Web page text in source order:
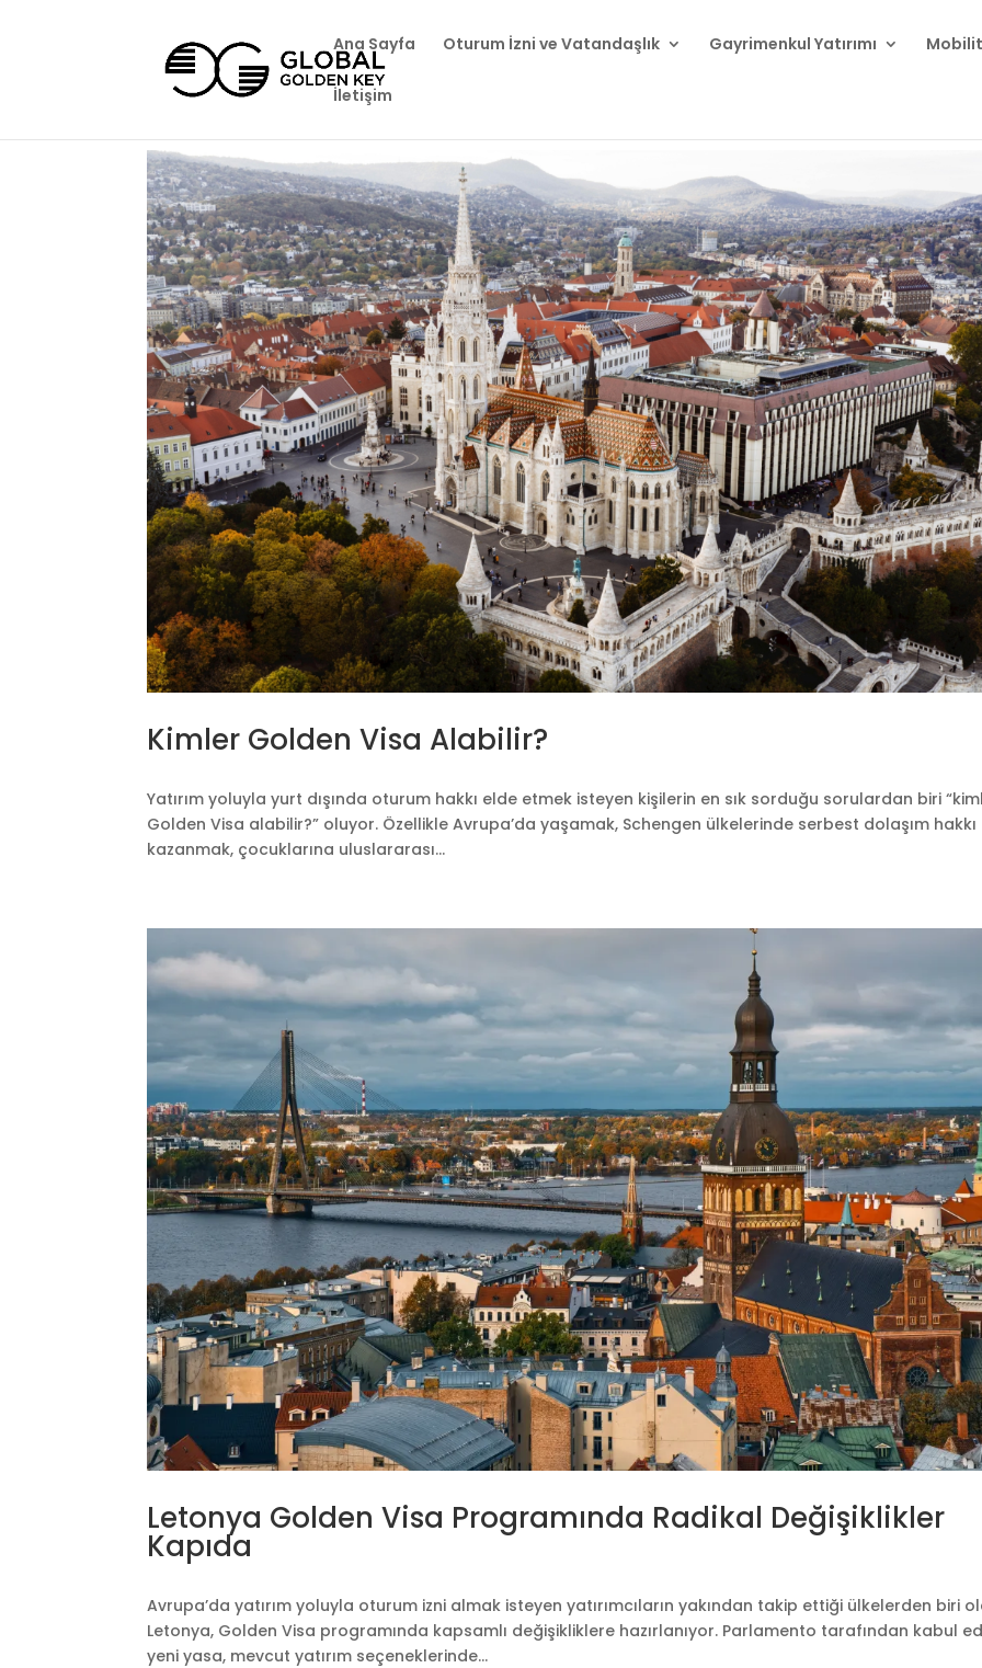
Ana Sayfa Oturum İzni ve Vatandaşlık Gayrimenkul Yatırımı
İletişim
Kimler Golden Visa Alabilir?
Yatırım yoluyla yurt dışında oturum hakkı elde etmek isteyen kişilerin en sık sorduğu sorulardan biri
Golden Visa alabilir?” oluyor. Özellikle Avrupa’da yaşamak, Schengen ülkelerinde serbest dolaşım hakkı
kazanmak, çocuklarına uluslararası...
Letonya Golden Visa Programında Radikal Değişiklikler
Kapıda
Avrupa’da yatırım yoluyla oturum izni almak isteyen yatırımcıların yakından takip ettiği ülkelerden biri
Letonya, Golden Visa programında kapsamlı değişikliklere hazırlanıyor. Parlamento tarafından kabul
yeni yasa, mevcut yatırım seçeneklerinde...